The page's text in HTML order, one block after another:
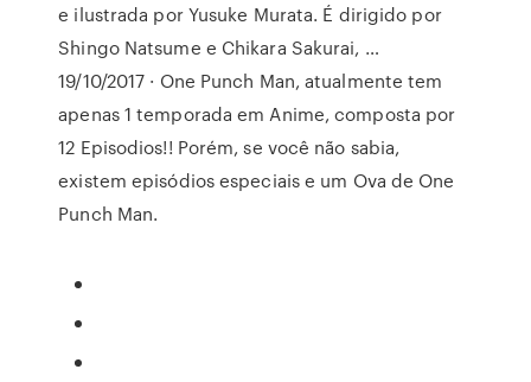
e ilustrada por Yusuke Murata. É dirigido por
Shingo Natsume e Chikara Sakurai, …
19/10/2017 · One Punch Man, atualmente tem
apenas 1 temporada em Anime, composta por
12 Episodios!! Porém, se você não sabia,
existem episódios especiais e um Ova de One
Punch Man.